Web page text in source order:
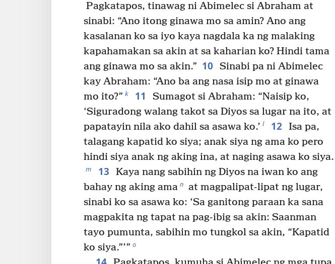
Pagkatapos, tinawag ni Abimelec si Abraham at
sinabi: “Ano itong ginawa mo sa amin? Ano ang
kasalanan ko sa iyo kaya nagdala ka ng malaking
kapahamakan sa akin at sa kaharian ko? Hindi tama
ang ginawa mo sa akin.” 10 Sinabi pa ni Abimelec
kay Abraham: “Ano ba ang nasa isip mo at ginawa
mo ito?” k 11
Sumagot si Abraham: “Naisip ko,
‘Siguradong walang takot sa Diyos sa lugar na ito, at
papatayin nila ako dahil sa asawa ko.’ l 12 Isa pa,
talagang kapatid ko siya; anak siya ng ama ko pero
hindi siya anak ng aking ina, at naging asawa ko siya.
m 13
Kaya nang sabihin ng Diyos na iwan ko ang
bahay ng aking ama n at magpalipat-lipat ng lugar,
sinabi ko sa asawa ko: ‘Sa ganitong paraan ka sana
magpakita ng tapat na pag-ibig sa akin: Saanman
tayo pumunta, sabihin mo tungkol sa akin, “Kapatid
ko siya.”’” o